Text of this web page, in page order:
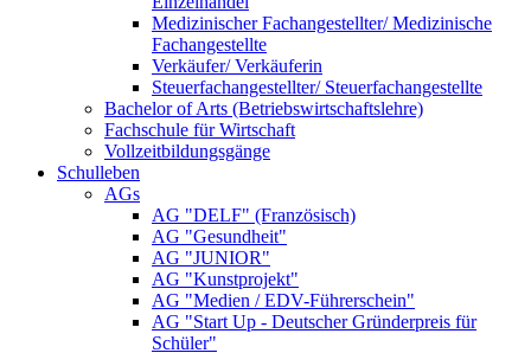
Medizinischer Fachangestellter/ Medizinische
Fachangestellte
Verkäufer/ Verkäuferin
Steuerfachangestellter/ Steuerfachangestellte
Bachelor of Arts (Betriebswirtschaftslehre)
Fachschule für Wirtschaft
Vollzeitbildungsgänge
Schulleben
AGs
AG "DELF" (Französisch)
AG "Gesundheit"
AG "JUNIOR"
AG "Kunstprojekt"
AG "Medien / EDV-Führerschein"
AG "Start Up - Deutscher Gründerpreis für
Schüler"